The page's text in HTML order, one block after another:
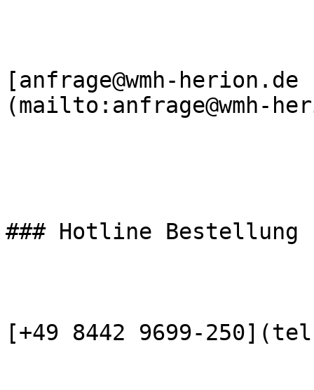
[anfrage@wmh-
(mailto:anfrage@wmh-
### Hotline Bestellung
[+49 8442 9699-